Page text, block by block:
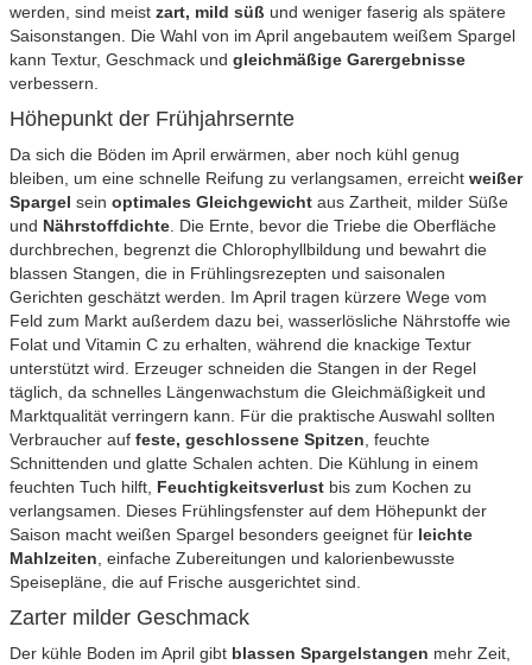
werden, sind meist zart, mild süß und weniger faserig als spätere
Saisonstangen. Die Wahl von im April angebautem weißem Spargel
kann Textur, Geschmack und gleichmäßige Garergebnisse
verbessern.
Höhepunkt der Frühjahrsernte
Da sich die Böden im April erwärmen, aber noch kühl genug
bleiben, um eine schnelle Reifung zu verlangsamen, erreicht weißer
Spargel sein optimales Gleichgewicht aus Zartheit, milder Süße
und Nährstoffdichte . Die Ernte, bevor die Triebe die Oberfläche
durchbrechen, begrenzt die Chlorophyllbildung und bewahrt die
blassen Stangen, die in Frühlingsrezepten und saisonalen
Gerichten geschätzt werden. Im April tragen kürzere Wege vom
Feld zum Markt außerdem dazu bei, wasserlösliche Nährstoffe wie
Folat und Vitamin C zu erhalten, während die knackige Textur
unterstützt wird. Erzeuger schneiden die Stangen in der Regel
täglich, da schnelles Längenwachstum die Gleichmäßigkeit und
Marktqualität verringern kann. Für die praktische Auswahl sollten
Verbraucher auf feste, geschlossene Spitzen , feuchte
Schnittenden und glatte Schalen achten. Die Kühlung in einem
feuchten Tuch hilft, Feuchtigkeitsverlust bis zum Kochen zu
verlangsamen. Dieses Frühlingsfenster auf dem Höhepunkt der
Saison macht weißen Spargel besonders geeignet für leichte
Mahlzeiten , einfache Zubereitungen und kalorienbewusste
Speisepläne, die auf Frische ausgerichtet sind.
Zarter milder Geschmack
Der kühle Boden im April gibt blassen Spargelstangen mehr Zeit,